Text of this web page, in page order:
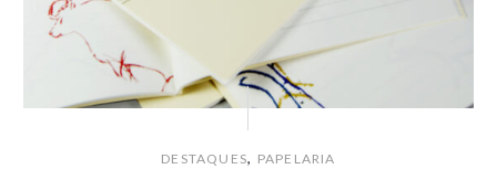
DESTAQUES, PAPELARIA